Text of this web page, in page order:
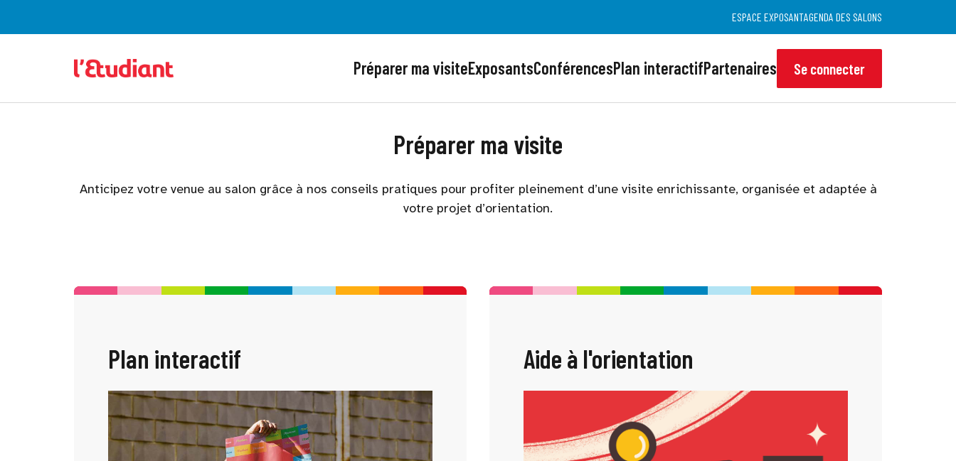
ESPACE EXPOSANTAGENDA DES SALONS
Préparer ma visiteExposantsConférencesPlan interactifPartenaires Se connecter
Préparer ma visite
Anticipez votre venue au salon grâce à nos conseils pratiques pour profiter pleinement d’une visite enrichissante, organisée et adaptée à
votre projet d’orientation.
Plan interactif Aide à l'orientation